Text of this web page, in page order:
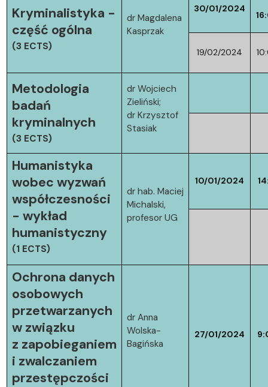
Kryminalistyka -
część ogólna
(3 ECTS)
dr Magdalena
Kasprzak
30/01/2024
19/02/2024
Metodologia
badań
kryminalnych
(3 ECTS)
dr Wojciech
Zieliński;
dr Krzysztof
Stasiak
Humanistyka
wobec wyzwań
współczesności
- wykład
humanistyczny
(1 ECTS)
dr hab. Maciej
Michalski,
profesor UG
10/01/2024
Ochrona danych
osobowych
przetwarzanych
w związku
z zapobieganiem
i zwalczaniem
przestępczości
dr Anna
Wolska-
Bagińska
27/01/2024